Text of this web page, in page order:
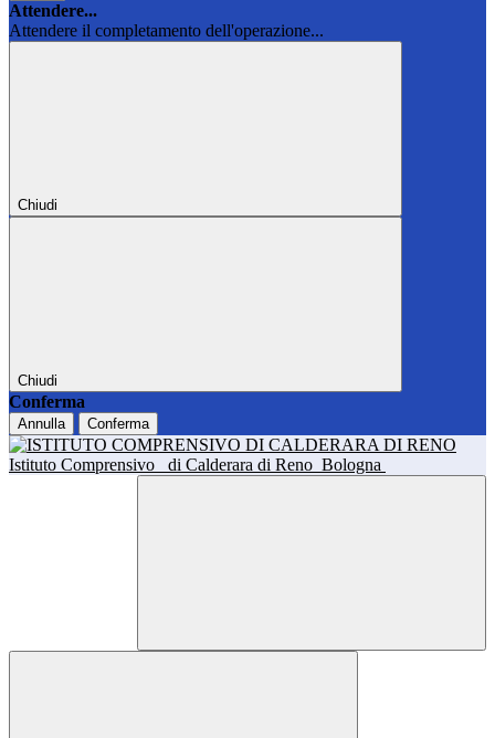
Attendere...
Attendere il completamento dell'operazione...
Chiudi
Chiudi
Conferma
Annulla Conferma
Istituto Comprensivo di Calderara di Reno Bologna